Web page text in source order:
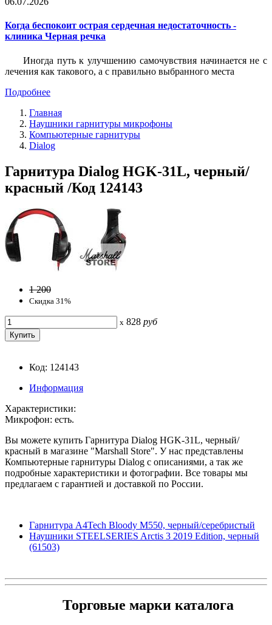
Когда беспокоит острая сердечная недостаточность -
клиника Черная речка
Иногда путь к улучшению самочувствия начинается не с
лечения как такового, а с правильно выбранного места
Подробнее
Главная
Наушники гарнитуры микрофоны
Компьютерные гарнитуры
Dialog
Гарнитура Dialog HGK-31L, черный/
красный /Код 124143
1 200
Скидка 31%
x 828 руб
Код: 124143
Информация
Характеристики:
Микрофон: есть.
Вы можете купить Гарнитура Dialog HGK-31L, черный/
красный в магазине "Marshall Store". У нас представлены
Компьютерные гарнитуры Dialog с описаниями, а так же
подробные характеристики и фотографии. Все товары мы
предлагаем с гарантией и доставкой по России.
Гарнитура A4Tech Bloody M550, черный/серебристый
Наушники STEELSERIES Arctis 3 2019 Edition, черный
(61503)
Торговые марки каталога